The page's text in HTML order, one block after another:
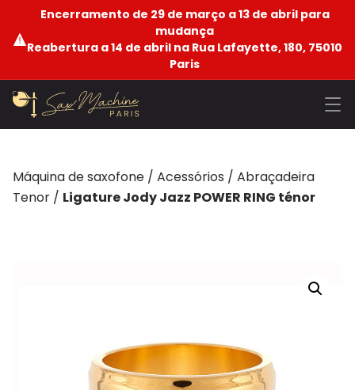
Encerramento de 29 de março a 13 de abril para
mudança
Reabertura a 14 de abril na Rua Lafayette, 180, 75010
Paris
Máquina de saxofone / Acessórios / Abraçadeira
Tenor / Ligature Jody Jazz POWER RING ténor